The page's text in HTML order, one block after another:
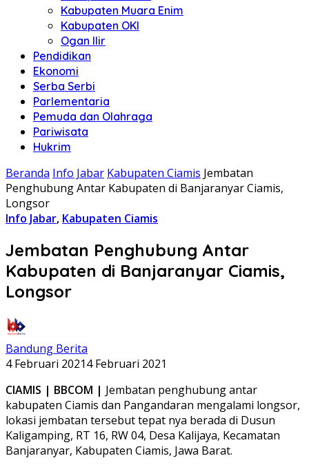
Kabupaten Muara Enim
Kabupaten OKI
Ogan Ilir
Pendidikan
Ekonomi
Serba Serbi
Parlementaria
Pemuda dan Olahraga
Pariwisata
Hukrim
Beranda Info Jabar Kabupaten Ciamis Jembatan
Penghubung Antar Kabupaten di Banjaranyar Ciamis,
Longsor
Info Jabar, Kabupaten Ciamis
Jembatan Penghubung Antar
Kabupaten di Banjaranyar Ciamis,
Longsor
Bandung Berita
4 Februari 20214 Februari 2021
CIAMIS | BBCOM | Jembatan penghubung antar
kabupaten Ciamis dan Pangandaran mengalami longsor,
lokasi jembatan tersebut tepat nya berada di Dusun
Kaligamping, RT 16, RW 04, Desa Kalijaya, Kecamatan
Banjaranyar, Kabupaten Ciamis, Jawa Barat.